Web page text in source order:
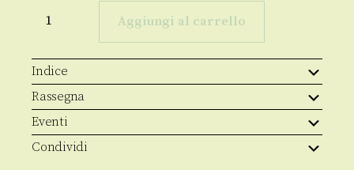
Italia
Aggiungi al carrello
Indice
Rassegna
Eventi
Condividi